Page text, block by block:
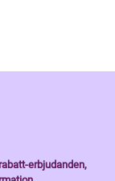
erbjudanden,